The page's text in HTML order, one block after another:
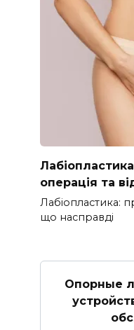
операція та
Лабіопластика:
що насправді
Опорные